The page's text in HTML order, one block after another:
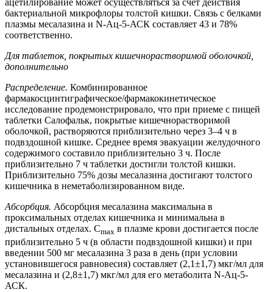
ацетилирование может осуществляться за счет действия
бактериальной микрофлоры толстой кишки. Связь с белками
плазмы месалазина и N-Ац-5-АСК составляет 43 и 78%
соответственно.
Для таблеток, покрытых кишечнорастворимой оболочкой,
дополнительно
Распределение. Комбинированное
фармакосцинтиграфическое/фармакокинетическое
исследование продемонстрировало, что при приеме с пищей
таблетки Салофальк, покрытые кишечнорастворимой
оболочкой, растворяются приблизительно через 3–4 ч в
подвздошной кишке. Среднее время эвакуации желудочного
содержимого составило приблизительно 3 ч. После
приблизительно 7 ч таблетки достигли толстой кишки.
Приблизительно 75% дозы месалазина достигают толстого
кишечника в неметаболизированном виде.
Абсорбция. Абсорбция месалазина максимальна в
проксимальных отделах кишечника и минимальна в
дистальных отделах. Cmax в плазме крови достигается после
приблизительно 5 ч (в области подвздошной кишки) и при
введении 500 мг месалазина 3 раза в день (при условии
установившегося равновесия) составляет (2,1±1,7) мкг/мл для
месалазина и (2,8±1,7) мкг/мл для его метаболита N-Ац-5-
АСК.